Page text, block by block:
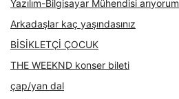
Yazılım-Bilgisayar Mühendisi arıyorum
Arkadaşlar kaç yaşındasınız
BİSİKLETÇİ ÇOCUK
THE WEEKND konser bileti
çap/yan dal